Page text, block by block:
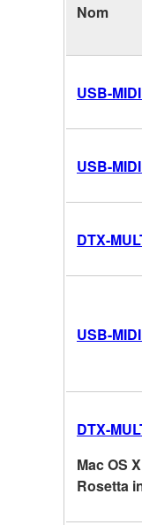
Nom
USB-
USB-
DTX-
USB-
DTX-
Mac OS
Rosetta